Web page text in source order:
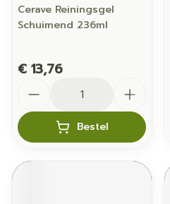
Cerave Reiningsgel
Schuimend 236ml
€ 13,76
Bestel